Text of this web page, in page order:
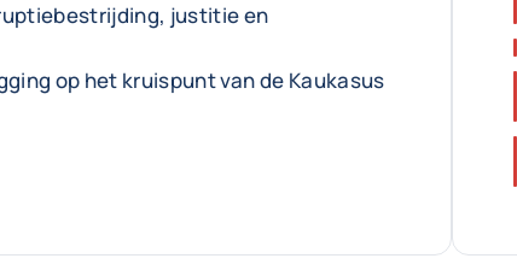
justitie en
op het kruispunt van de Kaukasus